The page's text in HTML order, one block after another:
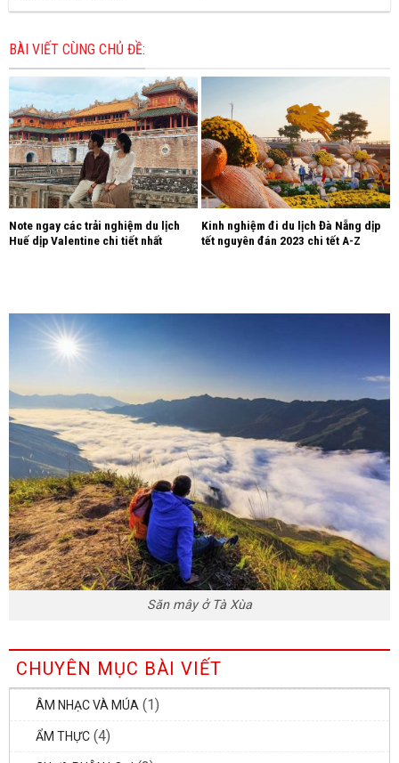
BÀI VIẾT CÙNG CHỦ ĐỀ:
Note ngay các trải nghiệm du lịch
Huế dịp Valentine chi tiết nhất
Kinh nghiệm đi du lịch Đà Nẵng dịp
tết nguyên đán 2023 chi tết A-Z
Săn mây ở Tà Xùa
CHUYÊN MỤC BÀI VIẾT
ÂM NHẠC VÀ MÚA(1)
ẨM THỰC(4)